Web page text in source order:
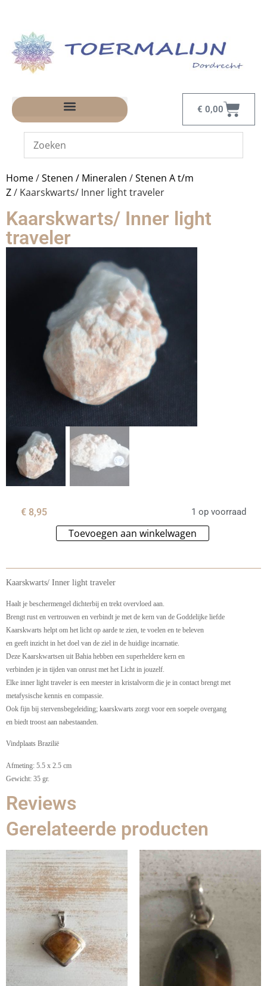
€ 0,00
Home/Stenen / Mineralen /Stenen A t/m
Z/ Kaarskwarts/ Inner light traveler
Kaarskwarts/ Inner light
traveler
€ 8,95 1 op voorraad
Toevoegen aan winkelwagen
Kaarskwarts/ Inner light traveler
Haalt je beschermengel dichterbij en trekt overvloed aan.
Brengt rust en vertrouwen en verbindt je met de kern van de Goddelijke liefde
Kaarskwarts helpt om het licht op aarde te zien, te voelen en te beleven
en geeft inzicht in het doel van de ziel in de huidige incarnatie.
Deze Kaarskwartsen uit Bahia hebben een superheldere kern en
verbinden je in tijden van onrust met het Licht in jouzelf.
Elke inner light traveler is een meester in kristalvorm die je in contact brengt met
metafysische kennis en compassie.
Ook fijn bij stervensbegeleiding; kaarskwarts zorgt voor een soepele overgang
en biedt troost aan nabestaanden.
Vindplaats Brazilië
Afmeting: 5.5 x 2.5 cm
Gewicht: 35 gr.
Reviews
Gerelateerde producten